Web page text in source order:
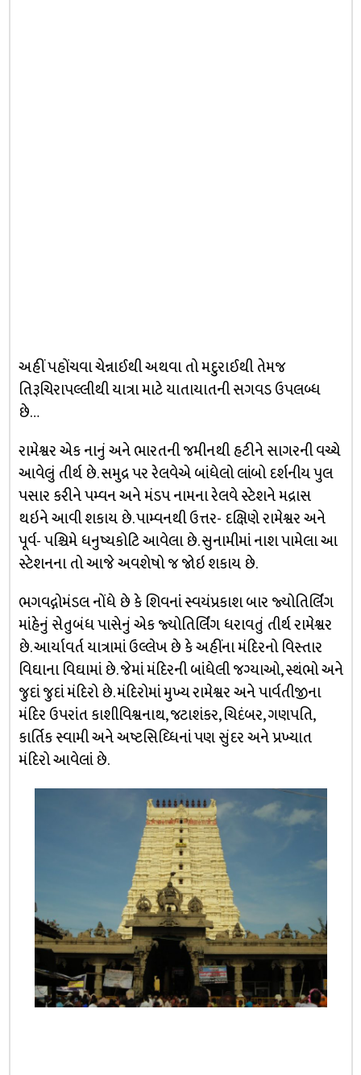
અહીં પહોંચવા ચેન્નાઈથી અથવા તો મદુરાઈથી તેમજ
તિરૂચિરાપલ્લીથી યાત્રા માટે યાતાયાતની સગવડ ઉપલબ્ધ
છે…
રામેશ્વર એક નાનું અને ભારતની જમીનથી હટીને સાગરની વચ્ચે
આવેલું તીર્થ છે. સમુદ્ર પર રેલવેએ બાંધેલો લાંબો દર્શનીય પુલ
પસાર કરીને પમ્વન અને મંડપ નામના રેલવે સ્ટેશને મદ્રાસ
થઇને આવી શકાય છે. પામ્વનથી ઉત્તર- દક્ષિણે રામેશ્વર અને
પૂર્વ- પશ્ચિમે ધનુષ્યકોટિ આવેલા છે. સુનામીમાં નાશ પામેલા આ
સ્ટેશનના તો આજે અવશેષો જ જોઇ શકાય છે.
ભગવદ્ગોમંડલ નોંધે છે કે શિવનાં સ્વયંપ્રકાશ બાર જ્યોતિર્લિંગ
માંહેનું સેતુબંધ પાસેનું એક જ્યોતિર્લિંગ ધરાવતું તીર્થ રામેશ્વર
છે. આર્યાવર્ત યાત્રામાં ઉલ્લેખ છે કે અહીંના મંદિરનો વિસ્તાર
વિઘાના વિઘામાં છે. જેમાં મંદિરની બાંધેલી જગ્યાઓ, સ્થંભો અને
જુદાં જુદાં મંદિરો છે. મંદિરોમાં મુખ્ય રામેશ્વર અને પાર્વતીજીના
મંદિર ઉપરાંત કાશીવિશ્વનાથ, જટાશંકર, ચિદંબર, ગણપતિ,
કાર્તિક સ્વામી અને અષ્ટસિઘ્ધિનાં પણ સુંદર અને પ્રખ્યાત
મંદિરો આવેલાં છે.